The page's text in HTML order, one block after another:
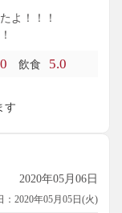
よ！！！
飲食 5.0
す
2020年05月06日
：2020年05月05日(火)